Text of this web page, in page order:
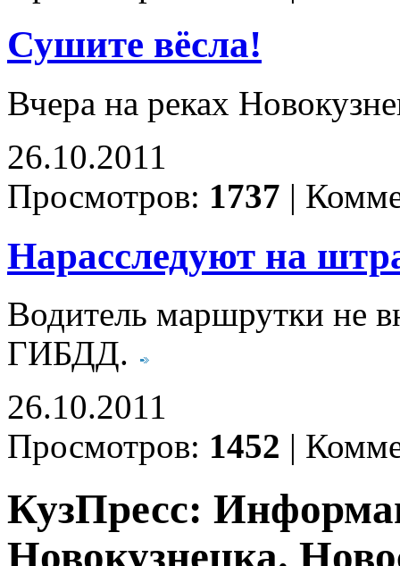
Сушите вёсла!
Вчера на реках
26.10.2011
Просмотров: 1737 |
Нарасследуют на
Водитель маршрутки не
ГИБДД.
26.10.2011
Просмотров: 1452 |
КузПресс:
Новокузнецка.